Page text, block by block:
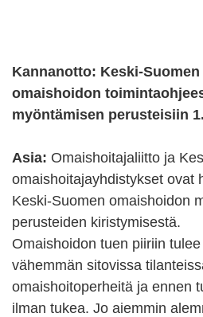
Kannanotto: Keski-
omaishoidon
myöntämisen perusteisiin
Asia: Omaishoitajaliitto ja
omaishoitajayhdistykset ovat
Keski-Suomen omaishoidon
perusteiden kiristymisestä.
Omaishoidon tuen piiriin
vähemmän sitovissa
omaishoitoperheitä ja ennen
ilman tukea. Jo aiemmin